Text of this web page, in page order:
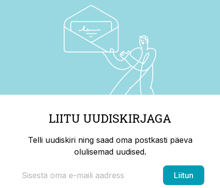
LIITU UUDISKIRJAGA
Telli uudiskiri ning saad oma postkasti päeva
olulisemad uudised.
Liitun